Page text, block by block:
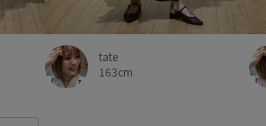
tate
163cm